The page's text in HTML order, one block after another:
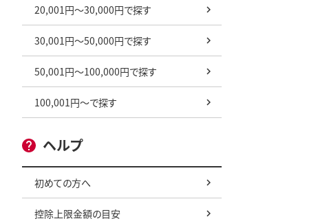
20,001円～30,000円で探す
30,001円～50,000円で探す
50,001円～100,000円で探す
100,001円～で探す
ヘルプ
初めての方へ
控除上限金額の目安